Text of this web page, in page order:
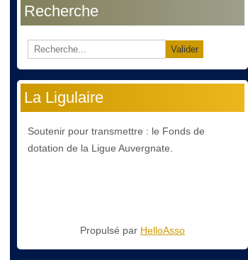
Recherche
Valider
La Ligulaire
Soutenir pour transmettre : le Fonds de
dotation de la Ligue Auvergnate.
Propulsé par HelloAsso